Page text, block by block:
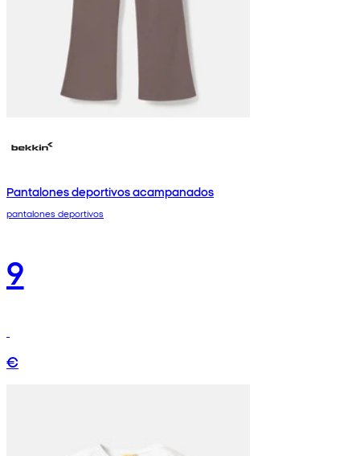
Pantalones deportivos acampanados
pantalones deportivos
9
€